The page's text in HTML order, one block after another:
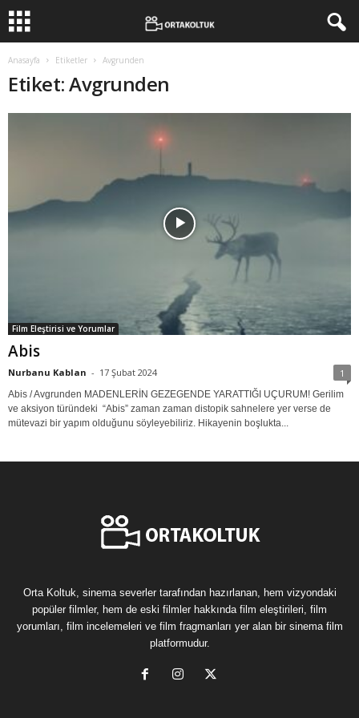
Anasayfa Etiketler Avgrunden
Etiket: Avgrunden
Film Eleştirisi ve Yorumlar
Abis
Nurbanu Kablan - 17 Şubat 2024 1
Abis / Avgrunden MADENLERİN GEZEGENDE YARATTIĞI UÇURUM! Gerilim
ve aksiyon türündeki “Abis” zaman zaman distopik sahnelere yer verse de
mütevazi bir yapım olduğunu söyleyebiliriz. Hikayenin boşlukta...
Orta Koltuk, sinema severler tarafından hazırlanan, hem vizyondaki
popüler filmler, hem de eski filmler hakkında film eleştirileri, film
yorumları, film incelemeleri ve film fragmanları yer alan bir sinema film
platformudur.